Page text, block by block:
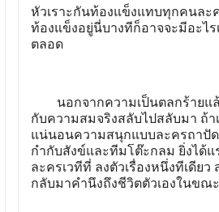
หัวเราะกันท้องแข็งแทบทุกคนล
ท้องแข็งอยู่นี่บางทีก็อาจจะมีอะไ
ตลอด
นอกจากความเป็นตลกร้ายแล้
กับความสมจริงสลับไปสลับมา ถ้
แน่นอนความสนุกแบบละครถาปั
กำกับสังข์และทีมโต๊ะกลม ยิ่งได้
ละครเวทีที่ ลงตัวเรื่องหนึ่งทีเดี
กลับมาคำนึงถึงชีวิตตัวเองในขณ